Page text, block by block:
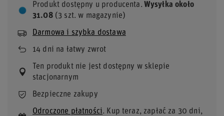
Produkt dostępny u producenta Wysyłkaokoło
31.08(3 szt. w magazynie)
Darmowa i szybka dostawa
14 dni na łatwy zwrot
Ten produkt nie jest dostępny w sklepie
stacjonarnym
Bezpieczne zakupy
Odroczone płatności. Kup teraz, zapłać za 30 dni,